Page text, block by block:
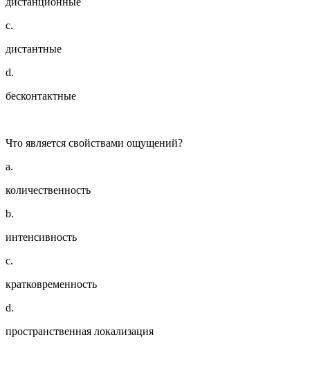
c.
дистантные
d.
бесконтактные
Что является свойствами ощущений?
a.
количественность
b.
интенсивность
c.
кратковременность
d.
пространственная локализация